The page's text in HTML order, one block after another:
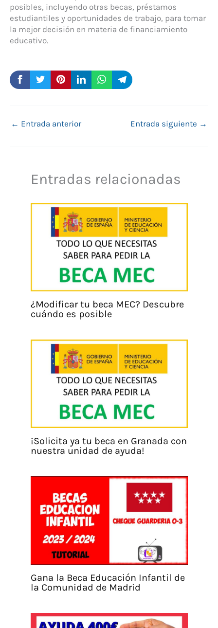
posibles, incluyendo otras becas, préstamos
estudiantiles y oportunidades de trabajo, para tomar
la mejor decisión en materia de financiamiento
educativo.
← Entrada anterior Entrada siguiente →
Entradas relacionadas
¿Modificar tu beca MEC? Descubre
cuándo es posible
¡Solicita ya tu beca en Granada con
nuestra unidad de ayuda!
Gana la Beca Educación Infantil de
la Comunidad de Madrid